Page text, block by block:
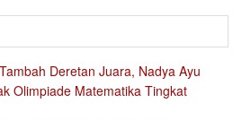
Deretan Juara, Nadya Ayu
Olimpiade Matematika Tingkat